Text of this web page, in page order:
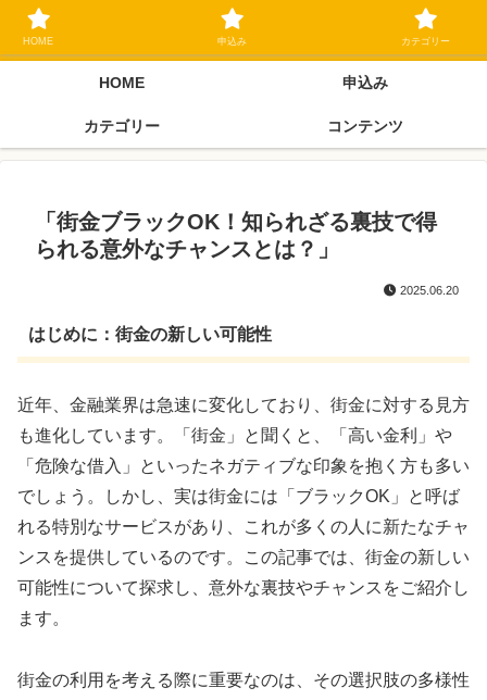
ブラックリスト長期延滞中でもOK 独自審査フリーローン 在籍確認なしの街
金クローネにご相談ください
HOME 申込み
カテゴリー コンテンツ
「街金ブラックOK！知られざる裏技で得
られる意外なチャンスとは？」
2025.06.20
はじめに：街金の新しい可能性
近年、金融業界は急速に変化しており、街金に対する見方
も進化しています。「街金」と聞くと、「高い金利」や
「危険な借入」といったネガティブな印象を抱く方も多い
でしょう。しかし、実は街金には「ブラックOK」と呼ば
れる特別なサービスがあり、これが多くの人に新たなチャ
ンスを提供しているのです。この記事では、街金の新しい
可能性について探求し、意外な裏技やチャンスをご紹介し
ます。
街金の利用を考える際に重要なのは、その選択肢の多様性
HOME 申込み カテゴリー